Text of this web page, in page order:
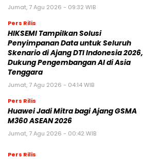
Jumat, 7 Agu 2026 - 09:32 WIB
Pers Rilis
HIKSEMI Tampilkan Solusi
Penyimpanan Data untuk Seluruh
Skenario di Ajang DTI Indonesia 2026,
Dukung Pengembangan AI di Asia
Tenggara
Jumat, 7 Agu 2026 - 04:14 WIB
Pers Rilis
Huawei Jadi Mitra bagi Ajang GSMA
M360 ASEAN 2026
Jumat, 7 Agu 2026 - 00:42 WIB
Pers Rilis